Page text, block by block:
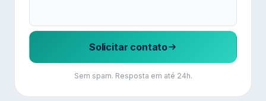
Solicitar contato
Sem spam. Resposta em até 24h.